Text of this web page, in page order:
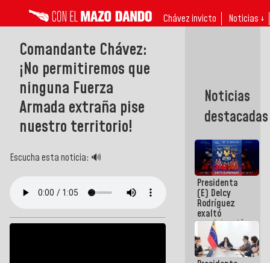
Chávez invicto Noticias ↓
Comandante Chávez:
¡No permitiremos que
ninguna Fuerza
Armada extraña pise
nuestro territorio!
Escucha esta noticia: 🔊
Noticias
destacadas
Presidenta
(E) Delcy
Rodríguez
exaltó
participación
de
Venezuela
en Juegos